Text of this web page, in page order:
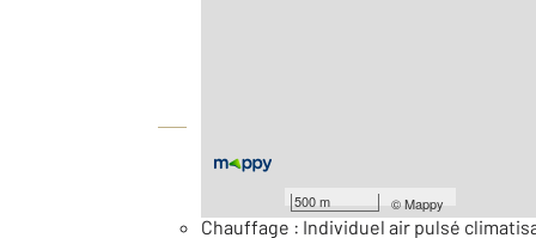
500 m ©Mappy
Chauffage : Individuel air pulsé